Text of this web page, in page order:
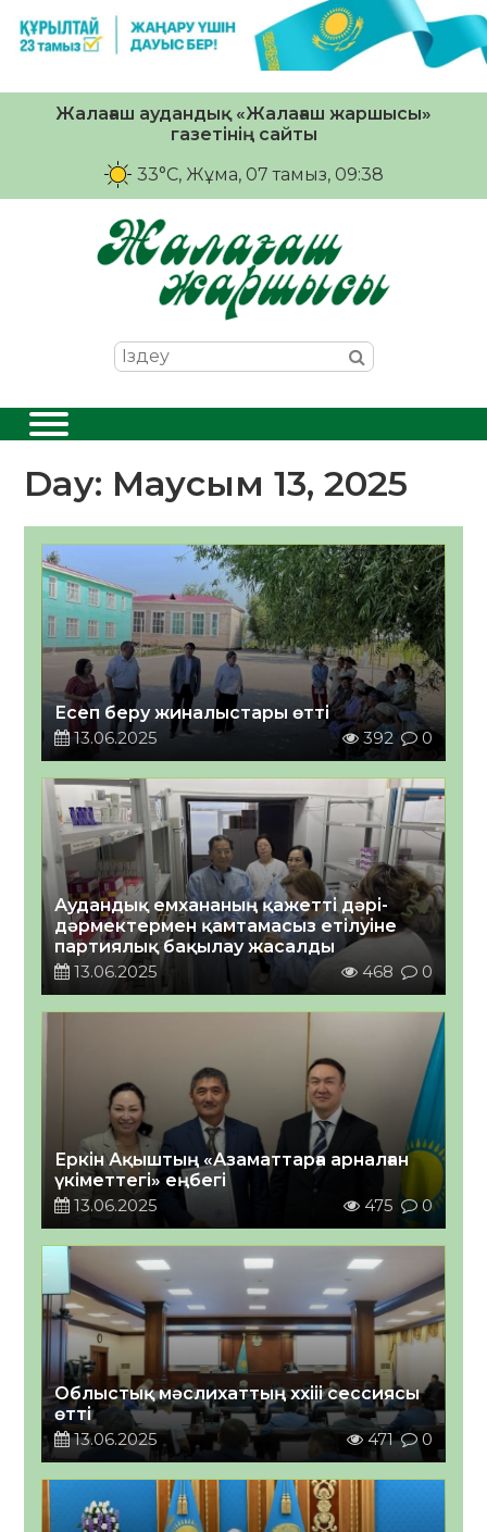
Жалағаш аудандық «Жалағаш жаршысы»
газетінің сайты
33°C, Жұма, 07 тамыз, 09:38
Day: Маусым 13, 2025
Есеп беру жиналыстары өтті
13.06.2025
392 0
Аудандық емхананың қажетті дәрі-
дәрмектермен қамтамасыз етілуіне
партиялық бақылау жасалды
13.06.2025
468 0
Еркін Ақыштың «Азаматтарға арналған
үкіметтегі» еңбегі
13.06.2025
475 0
Облыстық мәслихаттың xхііі сессиясы
өтті
13.06.2025
471 0